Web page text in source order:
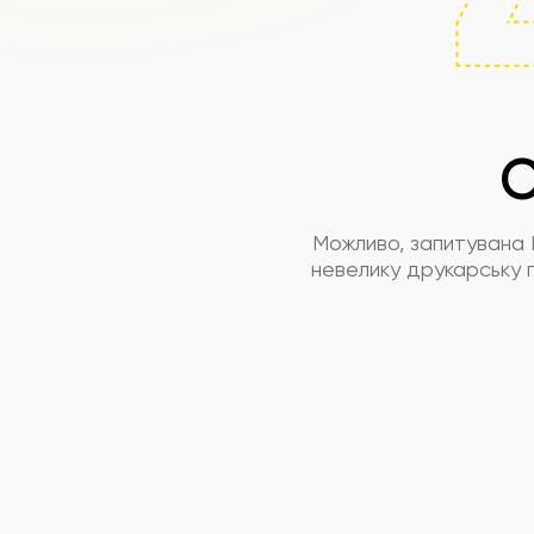
Можливо,
невелику друкарську